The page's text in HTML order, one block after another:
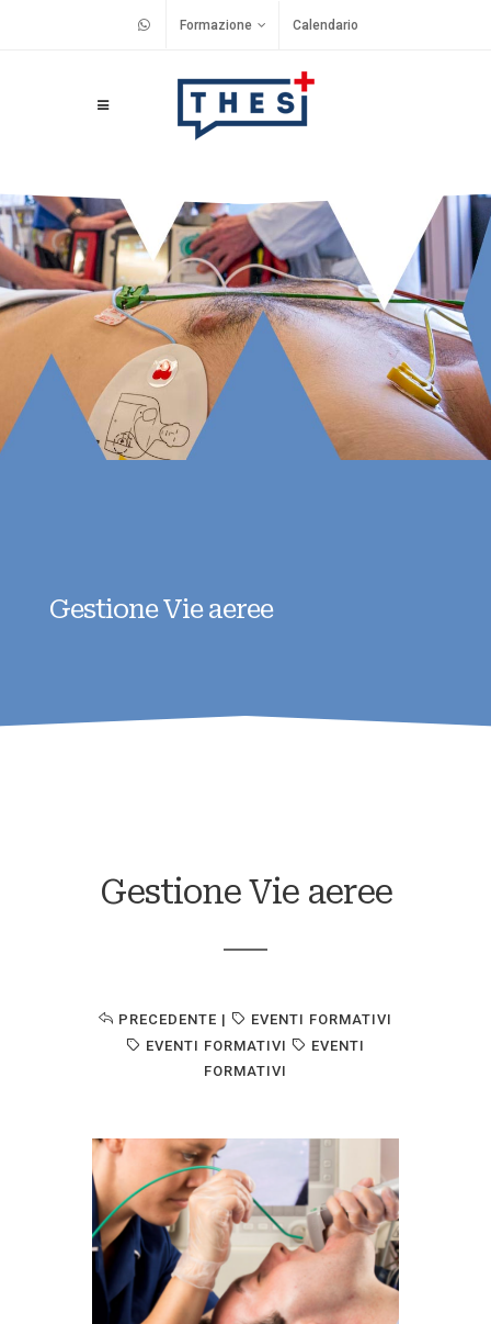
Formazione Calendario
Gestione Vie aeree
Gestione Vie aeree
PRECEDENTE |
EVENTI FORMATIVI
EVENTI FORMATIVI
EVENTI
FORMATIVI